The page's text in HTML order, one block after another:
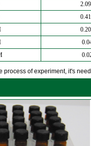
process of experiment, it's